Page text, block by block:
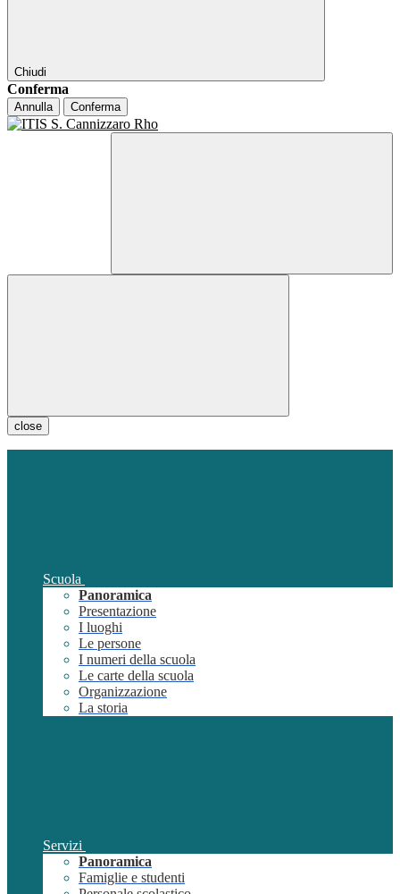
Chiudi
Conferma
Annulla Conferma
close
Scuola
Panoramica
Presentazione
I luoghi
Le persone
I numeri della scuola
Le carte della scuola
Organizzazione
La storia
Servizi
Panoramica
Famiglie e studenti